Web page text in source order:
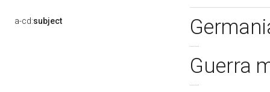
a-cd:subject
Guerra